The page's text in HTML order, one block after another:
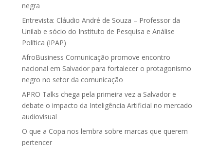
negra
Entrevista: Cláudio André de Souza – Professor da
Unilab e sócio do Instituto de Pesquisa e Análise
Política (IPAP)
AfroBusiness Comunicação promove encontro
nacional em Salvador para fortalecer o protagonismo
negro no setor da comunicação
APRO Talks chega pela primeira vez a Salvador e
debate o impacto da Inteligência Artificial no mercado
audiovisual
O que a Copa nos lembra sobre marcas que querem
pertencer